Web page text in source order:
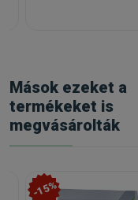
Mások ezeket a
termékeket is
megvásárolták
-15%